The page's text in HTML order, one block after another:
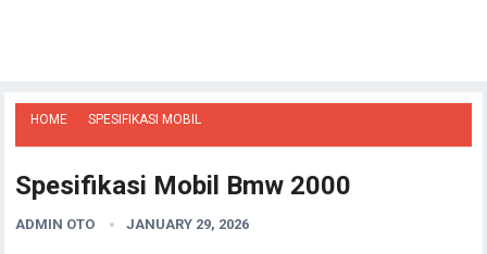
HOME SPESIFIKASI MOBIL
Spesifikasi Mobil Bmw 2000
ADMIN OTO JANUARY 29, 2026